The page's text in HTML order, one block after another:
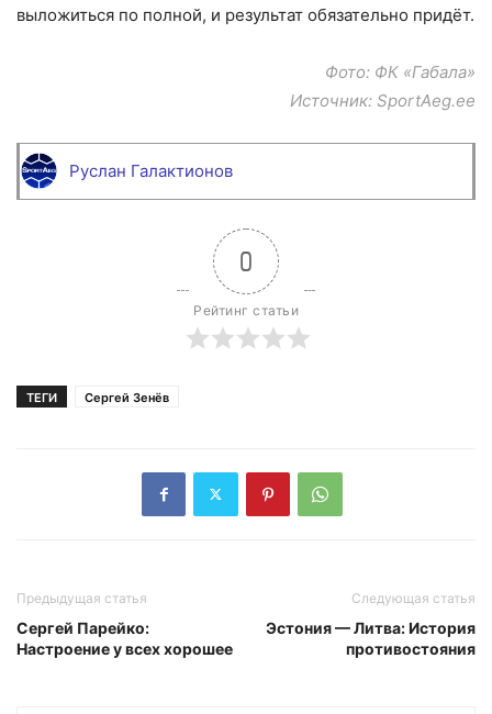
выложиться по полной, и результат обязательно придёт.
Фото: ФК «Габала»
Источник: SportAeg.ee
Руслан Галактионов
0
Рейтинг статьи
ТЕГИ Сергей Зенёв
Предыдущая статья
Сергей Парейко:
Настроение у всех хорошее
Следующая статья
Эстония — Литва: История
противостояния